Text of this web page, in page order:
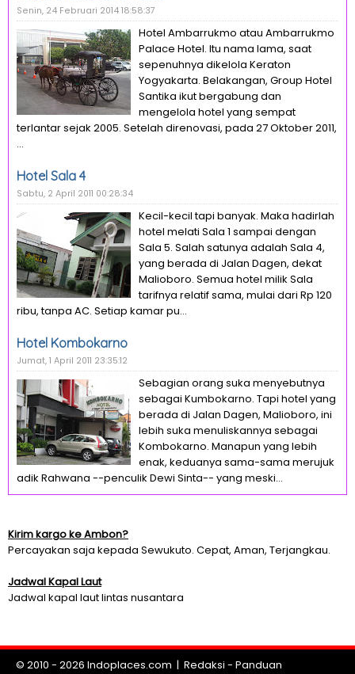
Senin, 24 Februari 2014 18:58:37
Hotel Ambarrukmo atau Ambarrukmo
Palace Hotel. Itu nama lama, saat
sepenuhnya dikelola Keraton
Yogyakarta. Belakangan, Group Hotel
Santika ikut bergabung dan
mengelola hotel yang sempat
terlantar sejak 2005. Setelah direnovasi, pada 27 Oktober 2011,
...
Hotel Sala 4
Sabtu, 2 April 2011 00:28:34
Kecil-kecil tapi banyak. Maka hadirlah
hotel melati Sala 1 sampai dengan
Sala 5. Salah satunya adalah Sala 4,
yang berada di Jalan Dagen, dekat
Malioboro. Semua hotel milik Sala
tarifnya relatif sama, mulai dari Rp 120
ribu, tanpa AC. Setiap kamar pu...
Hotel Kombokarno
Jumat, 1 April 2011 23:35:12
Sebagian orang suka menyebutnya
sebagai Kumbokarno. Tapi hotel yang
berada di Jalan Dagen, Malioboro, ini
lebih suka menuliskannya sebagai
Kombokarno. Manapun yang lebih
enak, keduanya sama-sama merujuk
adik Rahwana --penculik Dewi Sinta-- yang meski...
Kirim kargo ke Ambon?
Percayakan saja kepada Sewukuto. Cepat, Aman, Terjangkau.
Jadwal Kapal Laut
Jadwal kapal laut lintas nusantara
© 2010 - 2026 Indoplaces.com | Redaksi - Panduan